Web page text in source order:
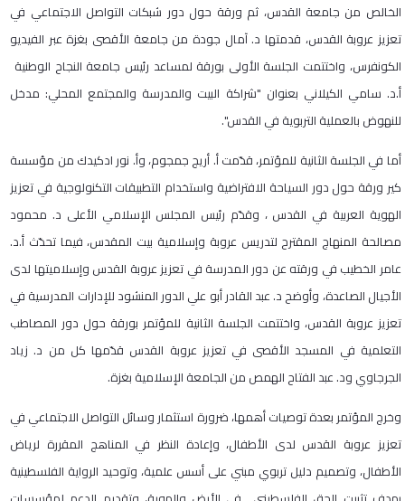
الخالص من جامعة القدس، ثم ورقة حول دور شبكات التواصل الاجتماعي في
تعزيز عروبة القدس، قدمتها د. آمال جودة من جامعة الأقصى بغزة عبر الفيديو
الكونفرس، واختتمت الجلسة الأولى بورقة لمساعد رئيس جامعة النجاح الوطنية
أ.د. سامي الكيلاني بعنوان "شراكة البيت والمدرسة والمجتمع المحلي: مدخل
للنهوض بالعملية التربوية في القدس".
أما في الجلسة الثانية للمؤتمر، قدّمت أ. أريج جمجوم، وأ. نور ادكيدك من مؤسسة
كير ورقة حول دور السياحة الافتراضية واستخدام التطبيقات التكنولوجية في تعزيز
الهوية العربية في القدس ، وقدّم رئيس المجلس الإسلامي الأعلى د. محمود
مصالحة المنهاج المقترح لتدريس عروبة وإسلامية بيت المقدس، فيما تحدّث أ.د.
عامر الخطيب في ورقته عن دور المدرسة في تعزيز عروبة القدس وإسلاميتها لدى
الأجيال الصاعدة، وأوضح د. عبد القادر أبو علي الدور المنشود للإدارات المدرسية في
تعزيز عروبة القدس، واختتمت الجلسة الثانية للمؤتمر بورقة حول دور المصاطب
التعلمية في المسجد الأقصى في تعزيز عروبة القدس قدّمها كل من د. زياد
الجرجاوي ود. عبد الفتاح الهمص من الجامعة الإسلامية بغزة.
وخرج المؤتمر بعدة توصيات أهمها، ضرورة استثمار وسائل التواصل الاجتماعي في
تعزيز عروبة القدس لدى الأطفال، وإعادة النظر في المناهج المقررة لرياض
الأطفال، وتصميم دليل تربوي مبني على أسس علمية، وتوحيد الرواية الفلسطينية